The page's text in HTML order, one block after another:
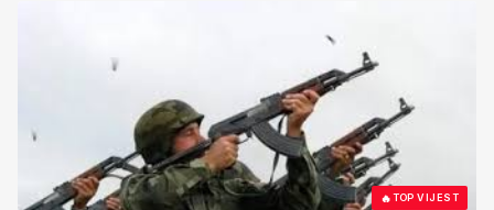
🔥TOP VIJEST